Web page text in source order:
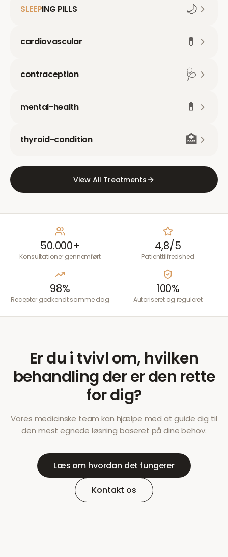
SLEEPING PILLS 🌙
cardiovascular 💊
contraception 🩺
mental-health 💊
thyroid-condition 🏥
View All Treatments
50.000+
Konsultationer gennemført
4,8/5
Patienttilfredshed
98%
Recepter godkendt samme dag
100%
Autoriseret og reguleret
Er du i tvivl om, hvilken
behandling der er den rette
for dig?
Vores medicinske team kan hjælpe med at guide dig til
den mest egnede løsning baseret på dine behov.
Læs om hvordan det fungerer
Kontakt os